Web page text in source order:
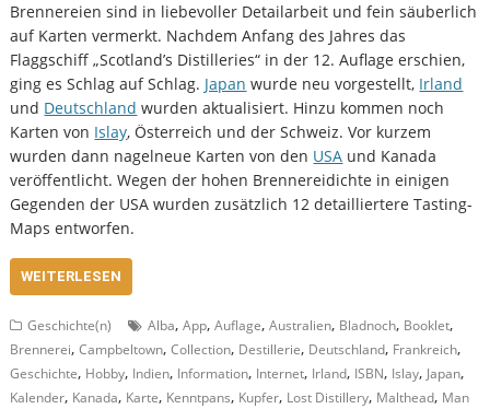
Brennereien sind in liebevoller Detailarbeit und fein säuberlich
auf Karten vermerkt. Nachdem Anfang des Jahres das
Flaggschiff „Scotland’s Distilleries“ in der 12. Auflage erschien,
ging es Schlag auf Schlag. Japan wurde neu vorgestellt, Irland
und Deutschland wurden aktualisiert. Hinzu kommen noch
Karten von Islay, Österreich und der Schweiz. Vor kurzem
wurden dann nagelneue Karten von den USA und Kanada
veröffentlicht. Wegen der hohen Brennereidichte in einigen
Gegenden der USA wurden zusätzlich 12 detailliertere Tasting-
Maps entworfen.
WEITERLESEN
Geschichte(n) Alba,App,Auflage,Australien, Bladnoch, Booklet,
Brennerei,Campbeltown,Collection, Destillerie, Deutschland, Frankreich,
Geschichte, Hobby, Indien, Information, Internet, Irland, ISBN, Islay, Japan,
Kalender, Kanada, Karte, Kenntpans, Kupfer, Lost Distillery, Malthead, Man